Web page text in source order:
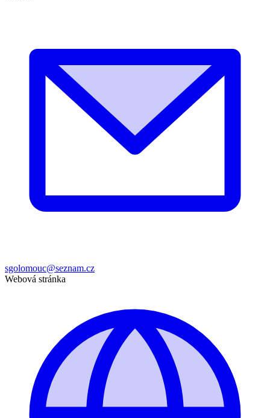
sgolomouc@seznam.cz
Webová stránka